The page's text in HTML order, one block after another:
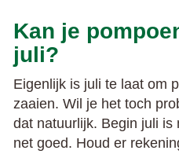
Kan je
juli?
Eigenlijk is juli te laat om
zaaien. Wil je het toch
dat natuurlijk. Begin juli is
net goed. Houd er